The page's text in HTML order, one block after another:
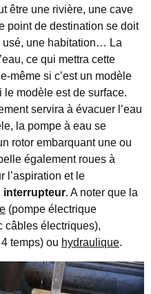
être une rivière, une cave
point de destination se doit
usé, une habitation… La
ce qui mettra cette
même si c’est un modèle
le modèle est de surface.
servira à évacuer l’eau
la pompe à eau se
rotor embarquant une ou
également roues à
l’aspiration et le
interrupteur. A noter que la
(pompe électrique
câbles électriques),
temps) ou hydraulique.